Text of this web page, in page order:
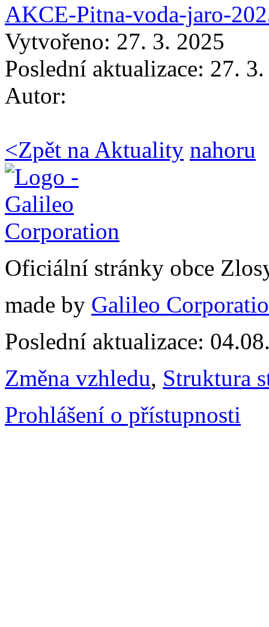
AKCE-Pitna-voda-jaro-
Vytvořeno: 27. 3. 2025
Poslední aktualizace: 27.
Autor:
<Zpět na Aktuality nahoru
Oficiální stránky obce
made by Galileo
Poslední aktualizace:
Změna vzhledu, Struktura
Prohlášení o přístupnosti